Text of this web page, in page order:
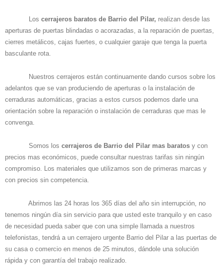
Los cerrajeros baratos de Barrio del Pilar, realizan desde las
aperturas de puertas blindadas o acorazadas, a la reparación de puertas,
cierres metálicos, cajas fuertes, o cualquier garaje que tenga la puerta
basculante rota.
Nuestros cerrajeros están continuamente dando cursos sobre los
adelantos que se van produciendo de aperturas o la instalación de
cerraduras automáticas, gracias a estos cursos podemos darle una
orientación sobre la reparación o instalación de cerraduras que mas le
convenga.
Somos los cerrajeros de Barrio del Pilar mas baratos y con
precios mas económicos, puede consultar nuestras tarifas sin ningún
compromiso. Los materiales que utilizamos son de primeras marcas y
con precios sin competencia.
Abrimos las 24 horas los 365 días del año sin interrupción, no
tenemos ningún día sin servicio para que usted este tranquilo y en caso
de necesidad pueda saber que con una simple llamada a nuestros
telefonistas, tendrá a un cerrajero urgente Barrio del Pilar a las puertas de
su casa o comercio en menos de 25 minutos, dándole una solución
rápida y con garantía del trabajo realizado.